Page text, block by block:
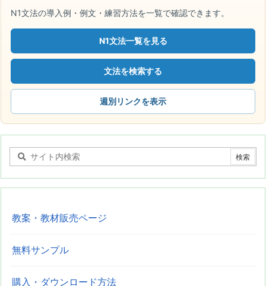
N1文法の導入例・例文・練習方法を一覧で確認できます。
N1文法一覧を見る
文法を検索する
週別リンクを表示
教案・教材販売ページ
無料サンプル
購入・ダウンロード方法